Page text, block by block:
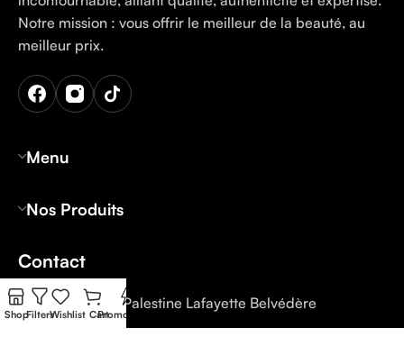
Notre mission : vous offrir le meilleur de la beauté, au
meilleur prix.
Menu
Nos Produits
Contact
Tunis: 12 Rue Palestine Lafayette Belvédère
ShopFiltersWishlist CartPromo Flash